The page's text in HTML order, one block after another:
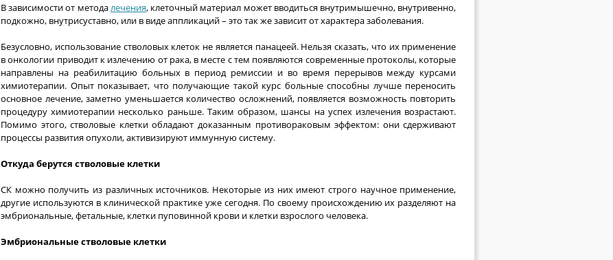
В зависимости от методалечения, клеточный материал может вводиться внутримышечно, внутривенно,
подкожно, внутрисуставно, или в виде аппликаций – это так же зависит от характера заболевания.
Безусловно, использование стволовых клеток не является панацеей. Нельзя сказать, что их применение
в онкологии приводит к излечению от рака, в месте с тем появляются современные протоколы, которые
направлены на реабилитацию больных в период ремиссии и во время перерывов между курсами
химиотерапии. Опыт показывает, что получающие такой курс больные способны лучше переносить
основное лечение, заметно уменьшается количество осложнений, появляется возможность повторить
процедуру химиотерапии несколько раньше. Таким образом, шансы на успех излечения возрастают.
Помимо этого, стволовые клетки обладают доказанным противораковым эффектом: они сдерживают
процессы развития опухоли, активизируют иммунную систему.
Откуда берутся стволовые клетки
СК можно получить из различных источников. Некоторые из них имеют строго научное применение,
другие используются в клинической практике уже сегодня. По своему происхождению их разделяют на
эмбриональные, фетальные, клетки пуповинной крови и клетки взрослого человека.
Эмбриональные стволовые клетки